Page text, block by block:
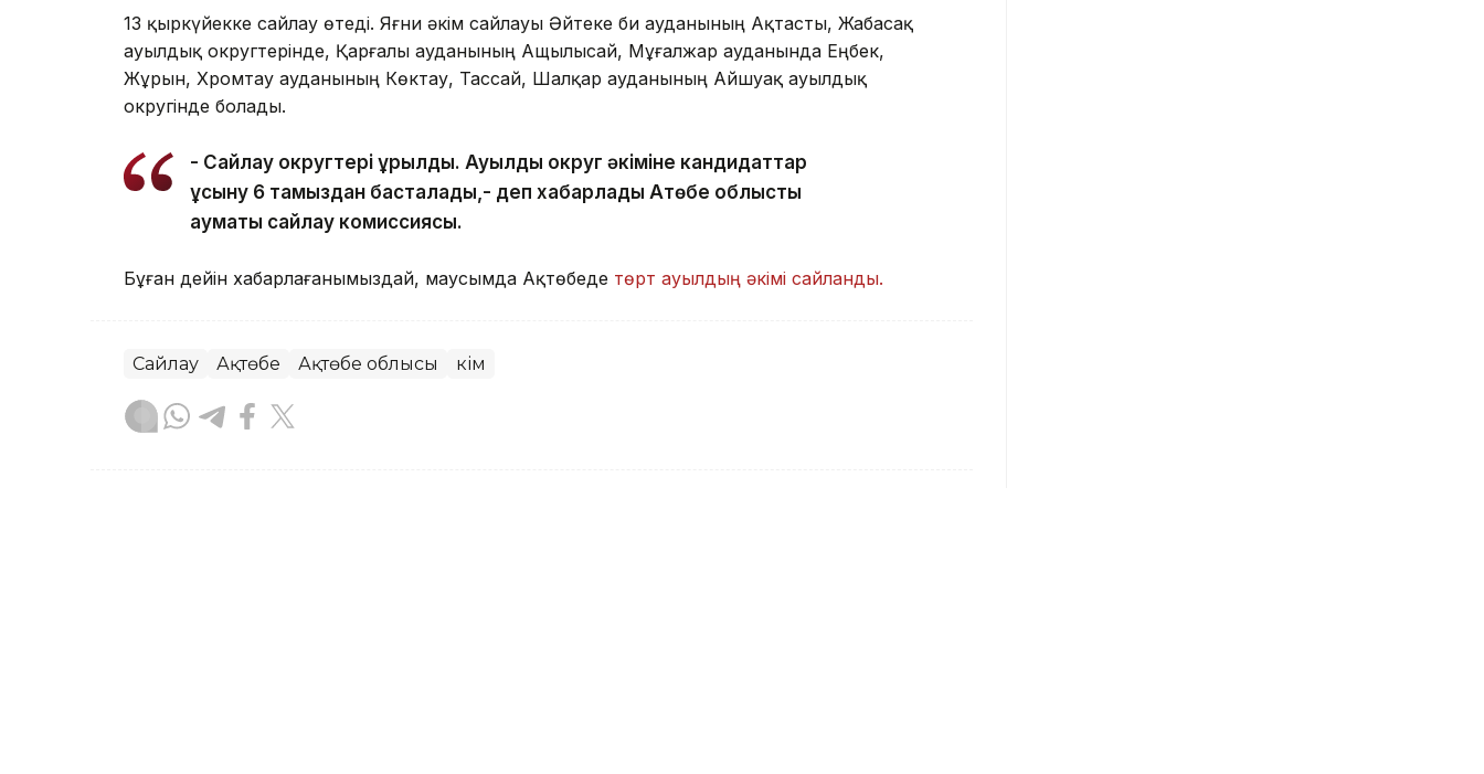
13 қыркүйекке сайлау өтеді. Яғни әкім сайлауы Әйтеке би ауданының Ақтасты, Жабасақ
ауылдық округтерінде, Қарғалы ауданының Ащылысай, Мұғалжар ауданында Еңбек,
Жұрын, Хромтау ауданының Көктау, Тассай, Шалқар ауданының Айшуақ ауылдық
округінде болады.
- Сайлау округтері құрылды. Ауылдық округ әкіміне кандидаттар
ұсыну 6 тамыздан басталады,- деп хабарлады Ақтөбе облыстық
аумақтық сайлау комиссиясы.
Бұған дейін хабарлағанымыздай, маусымда Ақтөбеде төрт ауылдың әкімі сайланды.
Сайлау Ақтөбе Ақтөбе облысы Әкім